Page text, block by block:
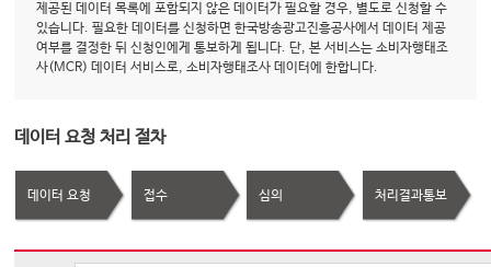
제공된 데이터 목록에 포함되지 않은 데이터가 필요할 경우, 별도로 신청할 수
있습니다. 필요한 데이터를 신청하면 한국방송광고진흥공사에서 데이터 제공
여부를 결정한 뒤 신청인에게 통보하게 됩니다. 단, 본 서비스는 소비자행태조
사(MCR) 데이터 서비스로, 소비자행태조사 데이터에 한합니다.
데이터 요청 처리 절차
데이터 요청 접수 심의 처리결과통보